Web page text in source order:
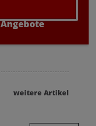
Angebote
weitere Artikel